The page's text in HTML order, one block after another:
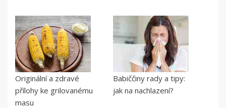
Originální a zdravé
přílohy ke grilovanému
masu
Babiččiny rady a tipy:
jak na nachlazení?